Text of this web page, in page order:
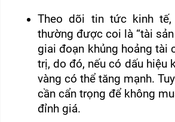
Theo dõi tin tức kinh tế,
thường được coi là “tài
giai đoạn khủng hoảng tài
trị, do đó, nếu có dấu hiệu
vàng có thể tăng mạnh.
cần cẩn trọng để không
đỉnh giá.